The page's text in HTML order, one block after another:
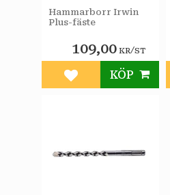
Hammarborr Irwin
Plus-fäste
109,00KR/ST
Lägg till i favoriter
KÖP